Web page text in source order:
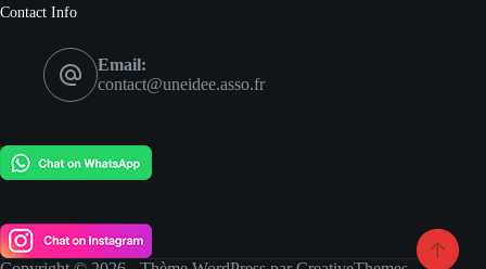
Contact Info
Email:
contact@uneidee.asso.fr